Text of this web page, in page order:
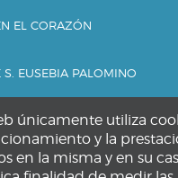
EL CORAZÓN
S. EUSEBIA PALOMINO
únicamente utiliza
y la
en la misma y en su